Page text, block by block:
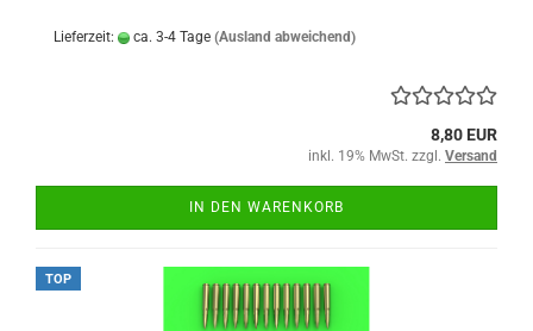
Lieferzeit: ca. 3-4 Tage (Ausland abweichend)
8,80 EUR
inkl. 19% MwSt. zzgl. Versand
IN DEN WARENKORB
TOP